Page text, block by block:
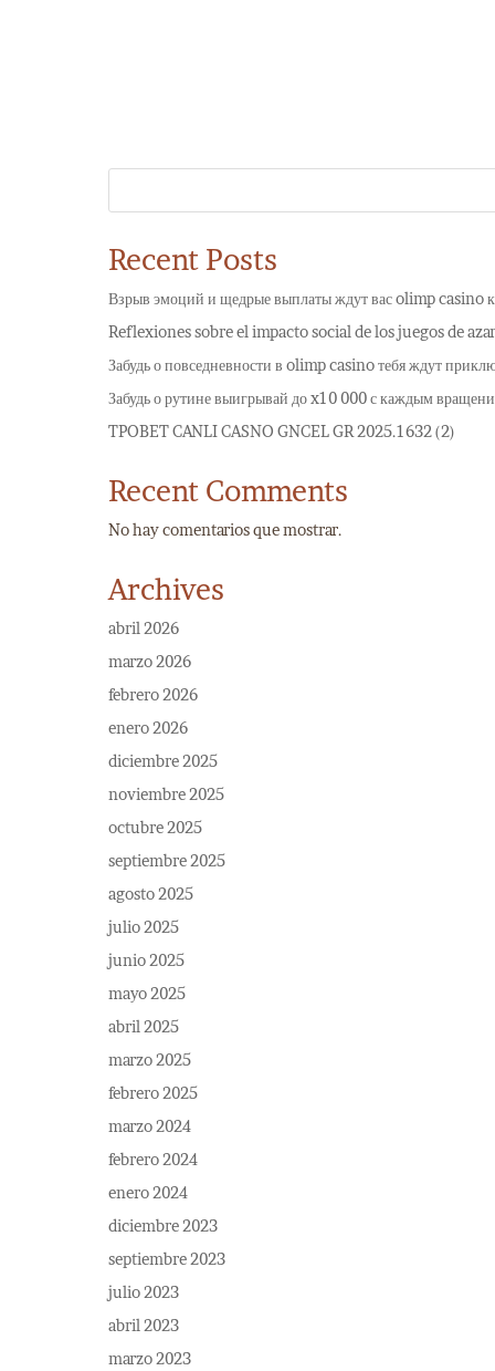
Recent Posts
Взрыв эмоций и щедрые выплаты ждут вас olimp casino
Reflexiones sobre el impacto social de los juegos de
Забудь о повседневности в olimp casino тебя ждут
Забудь о рутине выигрывай до x10 000 с каждым
TPOBET CANLI CASNO GNCEL GR 2025.1632 (2)
Recent Comments
No hay comentarios que mostrar.
Archives
abril 2026
marzo 2026
febrero 2026
enero 2026
diciembre 2025
noviembre 2025
octubre 2025
septiembre 2025
agosto 2025
julio 2025
junio 2025
mayo 2025
abril 2025
marzo 2025
febrero 2025
marzo 2024
febrero 2024
enero 2024
diciembre 2023
septiembre 2023
julio 2023
abril 2023
marzo 2023